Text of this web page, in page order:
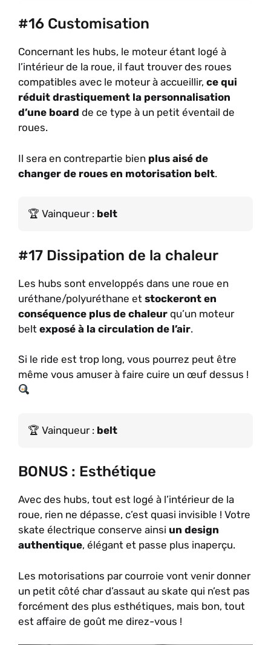
#16 Customisation
Concernant les hubs, le moteur étant logé à
l’intérieur de la roue, il faut trouver des roues
compatibles avec le moteur à accueillir, ce qui
réduit drastiquement la personnalisation
d’une board de ce type à un petit éventail de
roues.
Il sera en contrepartie bien plus aisé de
changer de roues en motorisation belt.
Vainqueur : belt
#17 Dissipation de la chaleur
Les hubs sont enveloppés dans une roue en
uréthane/polyuréthane et stockeront en
conséquence plus de chaleur qu’un moteur
belt exposé à la circulation de l’air.
Si le ride est trop long, vous pourrez peut être
même vous amuser à faire cuire un œuf dessus !
Vainqueur : belt
BONUS : Esthétique
Avec des hubs, tout est logé à l’intérieur de la
roue, rien ne dépasse, c’est quasi invisible ! Votre
skate électrique conserve ainsi un design
authentique, élégant et passe plus inaperçu.
Les motorisations par courroie vont venir donner
un petit côté char d’assaut au skate qui n’est pas
forcément des plus esthétiques, mais bon, tout
est affaire de goût me direz-vous !